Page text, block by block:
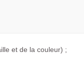
et de la couleur) ;